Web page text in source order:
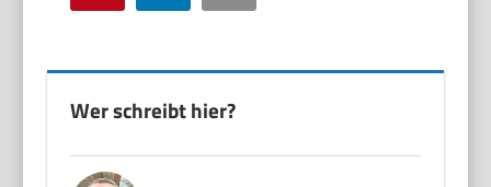
Wer schreibt hier?